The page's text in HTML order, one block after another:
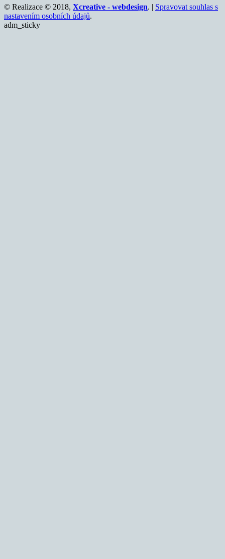
© Realizace © 2018, Xcreative - webdesign. | Spravovat souhlas s
nastavením osobních údajů.
adm_sticky